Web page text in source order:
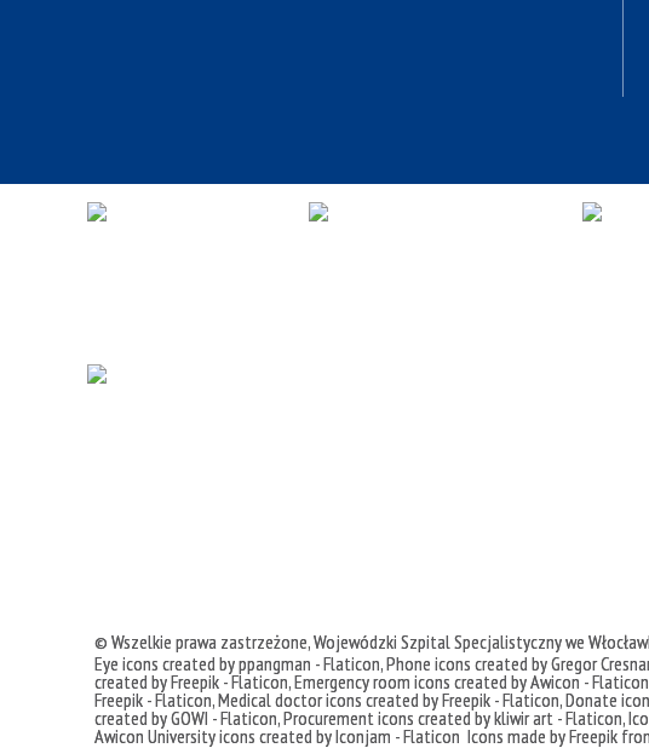
© Wszelkie prawa zastrzeżone,Wojewódzki Szpital Specjalistyczny we
Eye icons created by ppangman - Flaticon,Phone icons created by Gregor
created by Freepik - Flaticon,Emergency room icons created by Awicon - Flaticon
Freepik - Flaticon,Medical doctor icons created by Freepik - Flaticon,Donate
created by GOWI - Flaticon,Procurement icons created by kliwir art - Flaticon,
Awicon University icons created by Iconjam - Flaticon Icons made byFreepik